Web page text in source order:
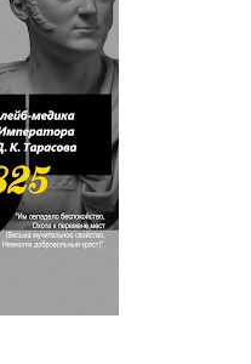
Тарасов.
Александра I